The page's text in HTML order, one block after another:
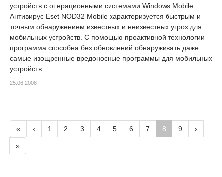
устройств с операционными системами Windows Mobile.
Антивирус Eset NOD32 Mobile характеризуется быстрым и
точным обнаружением известных и неизвестных угроз для
мобильных устройств. С помощью проактивной технологии
программа способна без обновлений обнаруживать даже
самые изощренные вредоносные программы для мобильных
устройств.
25.06.2008
« ‹ 1 2 3 4 5 6 7 8 9 ›
»